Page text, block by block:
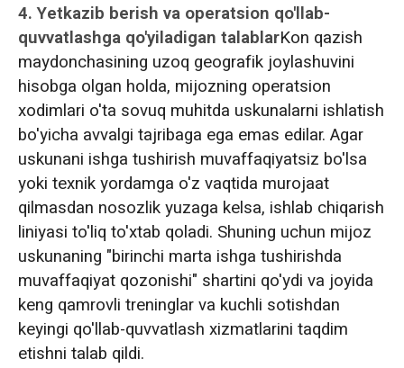
4. Yetkazib berish va operatsion qo'llab-
quvvatlashga qo'yiladigan talablarKon qazish
maydonchasining uzoq geografik joylashuvini
hisobga olgan holda, mijozning operatsion
xodimlari o'ta sovuq muhitda uskunalarni ishlatish
bo'yicha avvalgi tajribaga ega emas edilar. Agar
uskunani ishga tushirish muvaffaqiyatsiz bo'lsa
yoki texnik yordamga o'z vaqtida murojaat
qilmasdan nosozlik yuzaga kelsa, ishlab chiqarish
liniyasi to'liq to'xtab qoladi. Shuning uchun mijoz
uskunaning "birinchi marta ishga tushirishda
muvaffaqiyat qozonishi" shartini qo'ydi va joyida
keng qamrovli treninglar va kuchli sotishdan
keyingi qo'llab-quvvatlash xizmatlarini taqdim
etishni talab qildi.